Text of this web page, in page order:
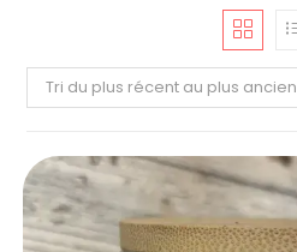
Tri du plus récent au plus ancien